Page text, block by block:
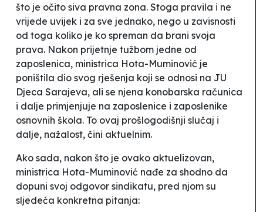
što je očito siva pravna zona. Stoga pravila i ne
vrijede uvijek i za sve jednako, nego u zavisnosti
od toga koliko je ko spreman da brani svoja
prava. Nakon prijetnje tužbom jedne od
zaposlenica, ministrica Hota-Muminović je
poništila dio svog rješenja koji se odnosi na JU
Djeca Sarajeva, ali se njena konobarska računica
i dalje primjenjuje na zaposlenice i zaposlenike
osnovnih škola. To ovaj prošlogodišnji slučaj i
dalje, nažalost, čini aktuelnim.
Ako sada, nakon što je ovako aktuelizovan,
ministrica Hota-Muminović nađe za shodno da
dopuni svoj odgovor sindikatu, pred njom su
sljedeća konkretna pitanja: